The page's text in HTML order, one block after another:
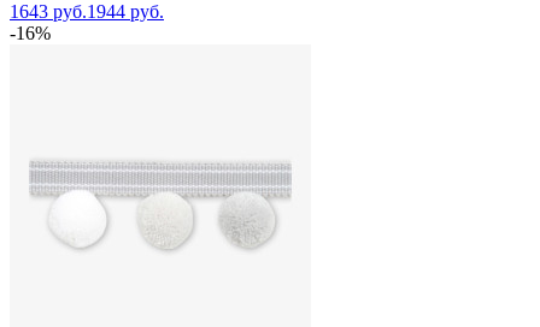
1643 руб.1944 руб.
-16%